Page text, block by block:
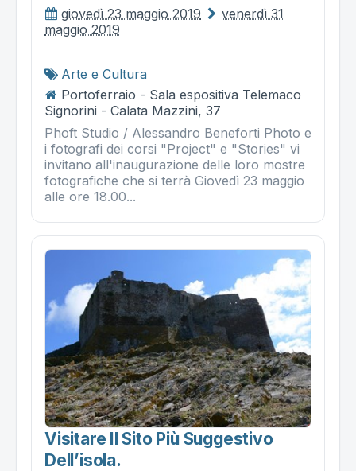
giovedì 23 maggio 2019
venerdì 31
maggio 2019
Arte e Cultura
Portoferraio - Sala espositiva Telemaco
Signorini - Calata Mazzini, 37
Phoft Studio / Alessandro Beneforti Photo e
i fotografi dei corsi "Project" e "Stories" vi
invitano all'inaugurazione delle loro mostre
fotografiche che si terrà Giovedì 23 maggio
alle ore 18.00...
Visitare Il Sito Più Suggestivo
Dell’isola.